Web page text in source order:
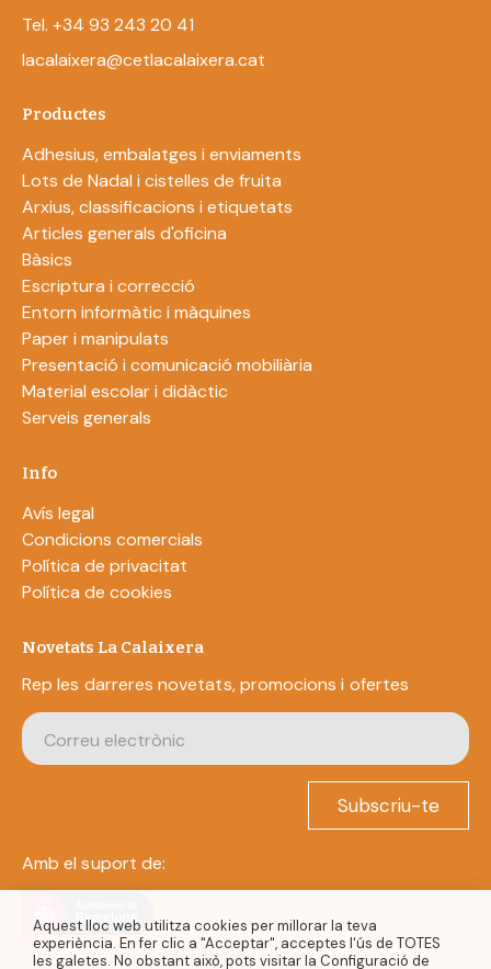
Tel. +34 93 243 20 41
lacalaixera@cetlacalaixera.cat
Productes
Adhesius, embalatges i enviaments
Lots de Nadal i cistelles de fruita
Arxius, classificacions i etiquetats
Articles generals d'oficina
Bàsics
Escriptura i correcció
Entorn informàtic i màquines
Paper i manipulats
Presentació i comunicació mobiliària
Material escolar i didàctic
Serveis generals
Info
Avís legal
Condicions comercials
Política de privacitat
Política de cookies
Novetats La Calaixera
Rep les darreres novetats, promocions i ofertes
Subscriu-te
Amb el suport de:
Aquest lloc web utilitza cookies per millorar la teva
experiència. En fer clic a "Acceptar", acceptes l'ús de TOTES
les galetes. No obstant això, pots visitar la Configuració de